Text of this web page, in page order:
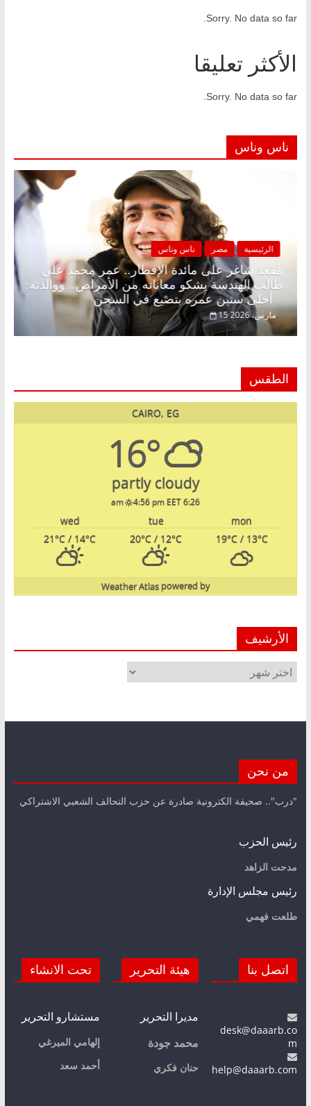
Sorry. No data so far.
الأكثر تعليقا
Sorry. No data so far.
ناس وناس
الرئيسية
مقعد شاغر على مائدة
طالب الهندسة يشكو معاناته
أحلى سنين عمره بتضيع في السجن
15 مارس، 2026
بلا زينة رمضان.. د.
في انتظار حلم
الطقس
CAIRO, EG
16°
partly cloudy
6:26 am
4:56 pm EET
mon
tue
wed
19°C/ 13°C
20°C / 12°C
21°C / 14°C
powered by
Weather Atlas
الأرشيف
الأرشيف
من نحن
"درب".. صحيفة الكترونية صادرة عن حزب التحالف الشعبي الاشتراكي
رئيس الحزب
مدحت الزاهد
رئيس مجلس الإدارة
طلعت فهمي
اتصل بنا
desk@daaarb.co
m
help@daaarb.com
هيئة التحرير
مديرا التحرير
محمد جودة
حنان فكري
تحت الانشاء
مستشارو التحرير
إلهامي الميرغي
أحمد سعد